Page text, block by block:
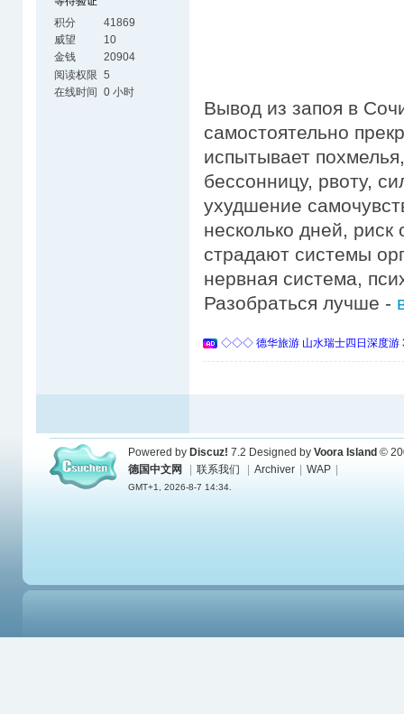
积分
41869
威望
10
金钱
20904
阅读权限 5
在线时间 0 小时
Вывод из запоя в
самостоятельно
испытывает
бессонницу, рвоту,
ухудшение
несколько дней,
страдают системы
нервная система,
Разобраться лучше -
◇◇◇ 德华旅游 山水瑞士四日深度
Powered by Discuz! 7.2 Designed by Voora Island ©
德国中文网
联系我们 Archiver WAP
GMT+1, 2026-8-7 14:34.